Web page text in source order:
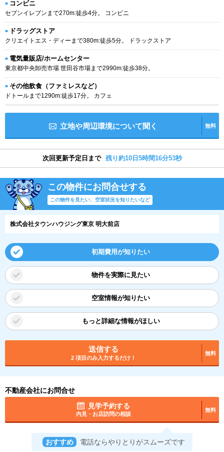
コンビニ
セブンイレブンまで270m:徒歩4分。 コンビニ
ドラッグストア
クリエイトエス・ディーまで380m:徒歩5分。 ドラックストア
電気量販店/ホームセンター
東京都中央卸売市場 世田谷市場まで2990m:徒歩38分。
その他飲食（ファミレスなど）
ドトールまで1290m:徒歩17分。 カフェ
立地や周辺環境について聞く 無料
次回更新予定日まで 残り約10日5時間16分52秒
この物件にお問合せする
この物件を見たい、空室状況を知りたいなど
株式会社タウンハウジング東京 明大前店
初期費用が知りたい
物件を実際に見たい
空室情報が知りたい
もっと詳細な情報がほしい
送信する
2 項目のみ入力するだけ！
無料
不動産会社にお問合せ
見学予約する
内見・お店訪問の相談
無料
おすすめ 電話ならやりとりがスムーズです